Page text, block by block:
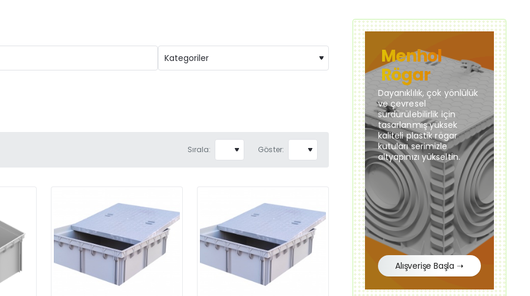
Sırala: Göster:
Menhol
Rögar
Dayanıklılık, çok yönlülük
ve çevresel
sürdürülebilirlik için
tasarlanmış yüksek
kaliteli plastik rögar
kutuları serimizle
altyapınızı yükseltin.
Alışverişe Başla ➝